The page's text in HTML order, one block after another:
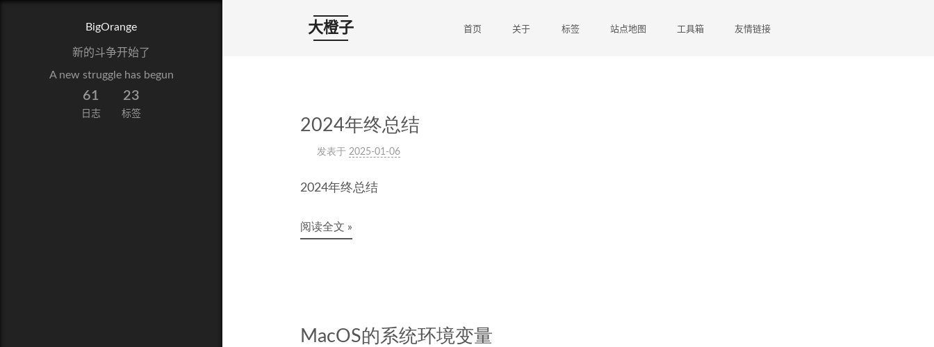
大橙子 首页 关于 标签 站点地图 工具箱 友情链接
BigOrange
新的斗争开始了
A new struggle has begun
61
日志
23
标签
2024年终总结
发表于 2025-01-06
2024年终总结
阅读全文 »
MacOS的系统环境变量